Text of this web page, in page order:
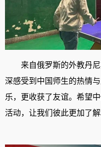
来自俄罗斯的外教丹尼
深感受到中国师生的热情
乐，更收获了友谊。希望
活动，让我们彼此更加了解